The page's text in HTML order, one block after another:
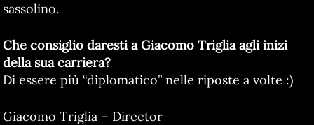
sassolino.
Che consiglio daresti a Giacomo Triglia agli inizi
della sua carriera?
Di essere più “diplomatico” nelle riposte a volte :)
Giacomo Triglia – Director